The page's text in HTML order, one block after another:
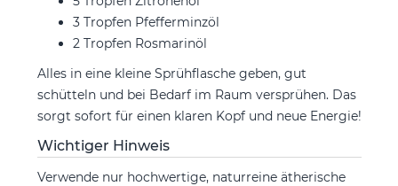
3 Tropfen Pfefferminzöl
2 Tropfen Rosmarinöl
Alles in eine kleine Sprühflasche geben, gut
schütteln und bei Bedarf im Raum versprühen. Das
sorgt sofort für einen klaren Kopf und neue Energie!
Wichtiger Hinweis
Verwende nur hochwertige, naturreine ätherische